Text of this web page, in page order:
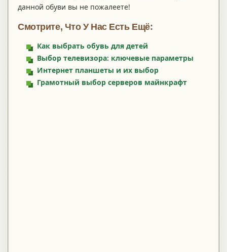
данной обуви вы не пожалеете!
Смотрите, Что У Нас Есть Ещё:
Как выбрать обувь для детей
Выбор телевизора: ключевые параметры
Интернет планшеты и их выбор
Грамотный выбор серверов майнкрафт